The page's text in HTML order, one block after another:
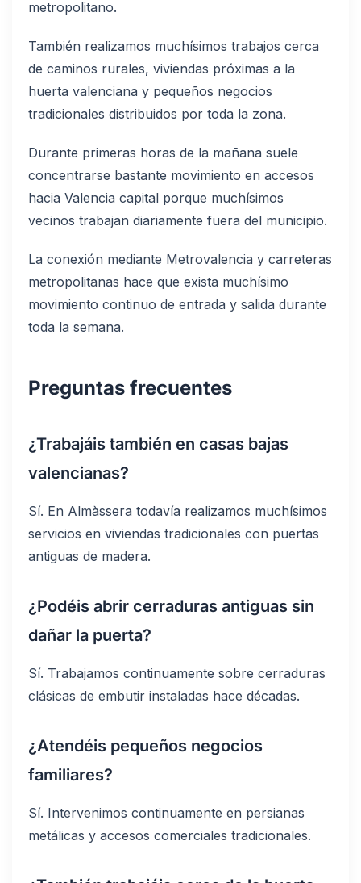
metropolitano.
También realizamos muchísimos trabajos cerca
de caminos rurales, viviendas próximas a la
huerta valenciana y pequeños negocios
tradicionales distribuidos por toda la zona.
Durante primeras horas de la mañana suele
concentrarse bastante movimiento en accesos
hacia Valencia capital porque muchísimos
vecinos trabajan diariamente fuera del municipio.
La conexión mediante Metrovalencia y carreteras
metropolitanas hace que exista muchísimo
movimiento continuo de entrada y salida durante
toda la semana.
Preguntas frecuentes
¿Trabajáis también en casas bajas
valencianas?
Sí. En Almàssera todavía realizamos muchísimos
servicios en viviendas tradicionales con puertas
antiguas de madera.
¿Podéis abrir cerraduras antiguas sin
dañar la puerta?
Sí. Trabajamos continuamente sobre cerraduras
clásicas de embutir instaladas hace décadas.
¿Atendéis pequeños negocios
familiares?
Sí. Intervenimos continuamente en persianas
metálicas y accesos comerciales tradicionales.